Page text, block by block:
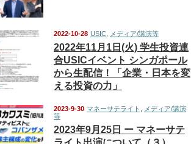
2022-10-28 USIC メディア/講演等
2022年11月1日(火) 学生投資連
合USICイベント シンガポール
から生配信！「企業・日本を変
える投資の力」
2023-9-30 マネーサテライト
メディア/講演
等
2023年9月25日 ー マネーサテ